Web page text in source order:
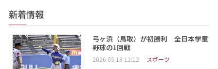
新着情報
弓ヶ浜（鳥取）が初勝利 全日本学童
野球の1回戦
2026.05.18 11:12 スポーツ